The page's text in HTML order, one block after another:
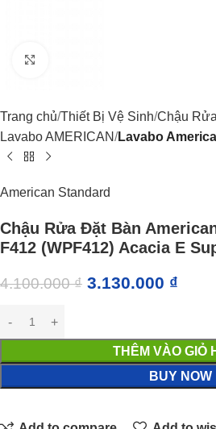
Trang chủ Thiết Bị Vệ Sinh Chậu
Lavabo AMERICAN Lavabo
American Standard
Chậu Rửa Đặt Bàn
F412 (WPF412) Acacia E
4.100.000₫ 3.130.000 ₫
THÊM VÀO GIỎ
BUY NOW